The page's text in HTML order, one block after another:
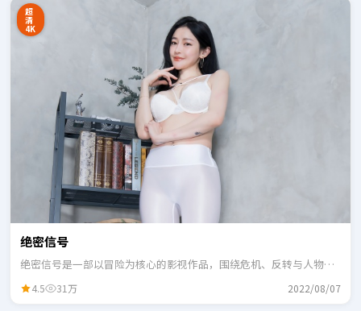
超
清
4K
绝密信号
绝密信号是一部以冒险为核心的影视作品，围绕危机、反转与人物成
4.5 31万 2022/08/07